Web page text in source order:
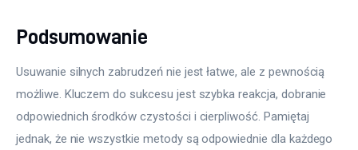
Podsumowanie
Usuwanie silnych zabrudzeń nie jest łatwe, ale z pewnością
możliwe. Kluczem do sukcesu jest szybka reakcja, dobranie
odpowiednich środków czystości i cierpliwość. Pamiętaj
jednak, że nie wszystkie metody są odpowiednie dla każdego